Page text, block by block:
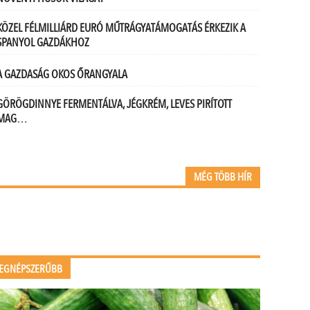
FÉLMILLIÁRD EURÓ MŰTRÁGYATÁMOGATÁS ÉRKEZIK A
GAZDÁKHOZ
GAZDASÁG OKOS ŐRANGYALA
FERMENTÁLVA, JÉGKRÉM, LEVES PIRÍTOTT
MÉG TÖBB HÍR